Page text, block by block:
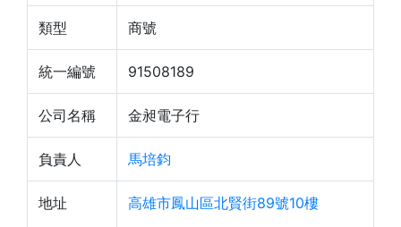
類型 商號
統一編號 91508189
公司名稱 金昶電子行
負責人 馬培鈞
地址 高雄市鳳山區北賢街89號10樓